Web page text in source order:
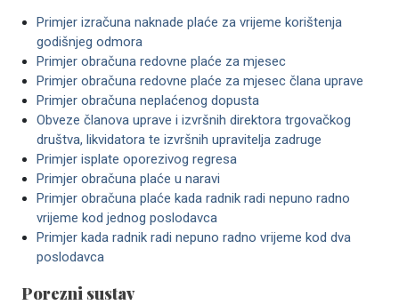
Primjer izračuna naknade plaće za vrijeme korištenja
godišnjeg odmora
Primjer obračuna redovne plaće za mjesec
Primjer obračuna redovne plaće za mjesec člana uprave
Primjer obračuna neplaćenog dopusta
Obveze članova uprave i izvršnih direktora trgovačkog
društva, likvidatora te izvršnih upravitelja zadruge
Primjer isplate oporezivog regresa
Primjer obračuna plaće u naravi
Primjer obračuna plaće kada radnik radi nepuno radno
vrijeme kod jednog poslodavca
Primjer kada radnik radi nepuno radno vrijeme kod dva
poslodavca
Porezni sustav